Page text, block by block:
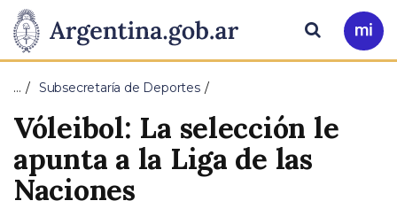
Presidencia
de
la
Nación
Pasar al contenido principal
Ir
a
Buscar
… Subsecretaría de Deportes
Vóleibol: La selección le
apunta a la Liga de las
Naciones